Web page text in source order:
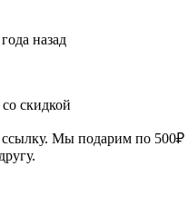
назад
скидкой
ссылку. Мы подарим по 500₽